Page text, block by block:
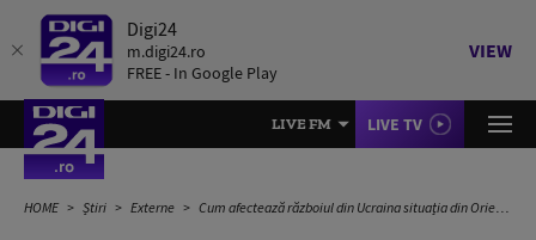
Digi24
m.digi24.ro
FREE - In Google Play
VIEW
LIVE FM LIVE TV
HOME Știri Externe Cum afectează războiul din Ucraina situația din Orientul Mijlociu și cât de mare este pericolul escaladării unui mai vechi conflict